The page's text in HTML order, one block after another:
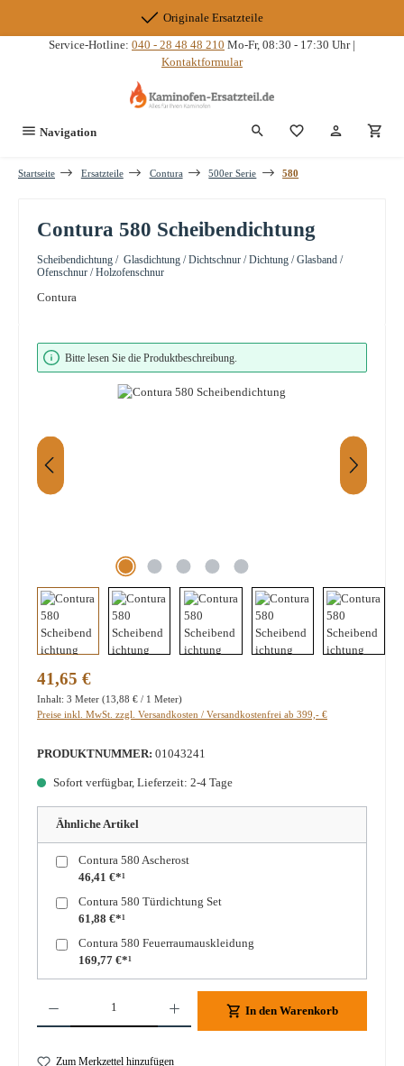
Originale Ersatzteile
Service-Hotline: 040 - 28 48 48 210 Mo-Fr, 08:30 - 17:30 Uhr |
Kontaktformular
Navigation Du hast 0
Startseite Ersatzteile Contura 500er Serie 580
Contura 580 Scheibendichtung
Scheibendichtung / Glasdichtung / Dichtschnur / Dichtung / Glasband /
Ofenschnur / Holzofenschnur
Contura
Bildergalerie überspringen
Bitte lesen Sie die Produktbeschreibung.
Regulärer Preis:
41,65 €
Inhalt: 3 Meter (13,88 € / 1 Meter)
Preise inkl. MwSt. zzgl. Versandkosten / Versandkostenfrei ab 399,- €
PRODUKTNUMMER: 01043241
Sofort verfügbar, Lieferzeit: 2-4 Tage
Ähnliche Artikel
Contura 580 Ascherost
46,41 €*¹
Contura 580 Türdichtung Set
61,88 €*¹
Contura 580 Feuerraumauskleidung
169,77 €*¹
In den Warenkorb
Zum Merkzettel hinzufügen